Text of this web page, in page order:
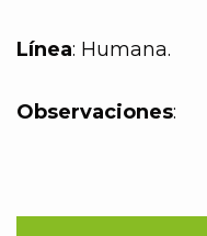
Línea: Humana.
Observaciones: